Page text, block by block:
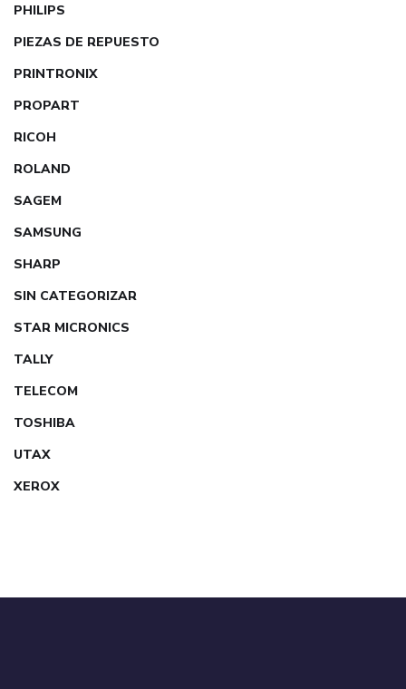
PHILIPS
PIEZAS DE REPUESTO
PRINTRONIX
PROPART
RICOH
ROLAND
SAGEM
SAMSUNG
SHARP
SIN CATEGORIZAR
STAR MICRONICS
TALLY
TELECOM
TOSHIBA
UTAX
XEROX